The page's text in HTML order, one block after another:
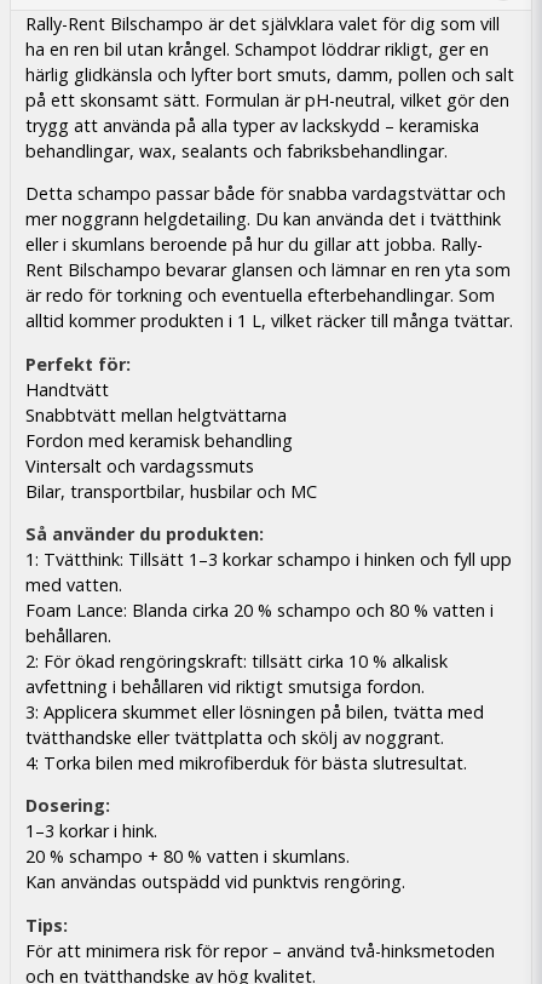
Rally-Rent Bilschampo är det självklara valet för dig som vill
ha en ren bil utan krångel. Schampot löddrar rikligt, ger en
härlig glidkänsla och lyfter bort smuts, damm, pollen och salt
på ett skonsamt sätt. Formulan är pH-neutral, vilket gör den
trygg att använda på alla typer av lackskydd – keramiska
behandlingar, wax, sealants och fabriksbehandlingar.
Detta schampo passar både för snabba vardagstvättar och
mer noggrann helgdetailing. Du kan använda det i tvätthink
eller i skumlans beroende på hur du gillar att jobba. Rally-
Rent Bilschampo bevarar glansen och lämnar en ren yta som
är redo för torkning och eventuella efterbehandlingar. Som
alltid kommer produkten i 1 L, vilket räcker till många tvättar.
Perfekt för:
Handtvätt
Snabbtvätt mellan helgtvättarna
Fordon med keramisk behandling
Vintersalt och vardagssmuts
Bilar, transportbilar, husbilar och MC
Så använder du produkten:
1: Tvätthink: Tillsätt 1–3 korkar schampo i hinken och fyll upp
med vatten.
Foam Lance: Blanda cirka 20 % schampo och 80 % vatten i
behållaren.
2: För ökad rengöringskraft: tillsätt cirka 10 % alkalisk
avfettning i behållaren vid riktigt smutsiga fordon.
3: Applicera skummet eller lösningen på bilen, tvätta med
tvätthandske eller tvättplatta och skölj av noggrant.
4: Torka bilen med mikrofiberduk för bästa slutresultat.
Dosering:
1–3 korkar i hink.
20 % schampo + 80 % vatten i skumlans.
Kan användas outspädd vid punktvis rengöring.
Tips:
För att minimera risk för repor – använd två-hinksmetoden
och en tvätthandske av hög kvalitet.